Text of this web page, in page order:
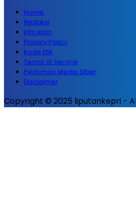
Home
Redaksi
Info iklan
Privacy Policy
Kode Etik
Terms of Service
Pedoman Media Siber
Disclaimer
Copyright © 2025 liputankepri -